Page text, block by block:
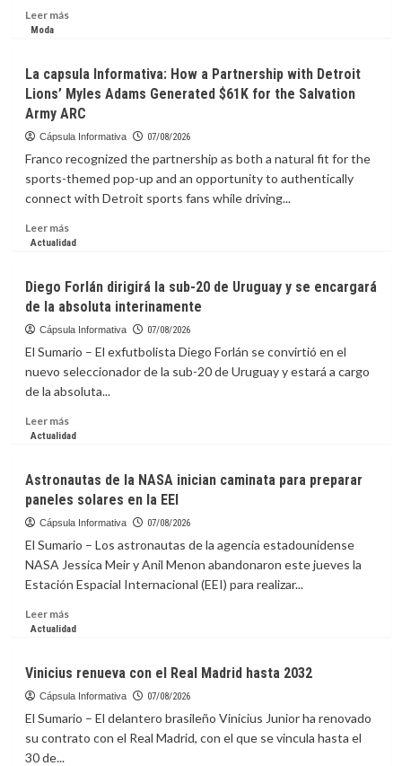
Leer másLeer
Capsula
Informativa:
Aumenta
un
%
comisión
anual
las
AFP
manejar
recursos
los
afiliados;
ingresos
alcanzan
millones
a
Moda
La capsula Informativa: How a Partnership with Detroit
Lions’ Myles Adams Generated $61K for the Salvation
Army ARC
Cápsula Informativa 07/08/2026
Franco recognized the partnership as both a natural fit for the
sports-themed pop-up and an opportunity to authentically
connect with Detroit sports fans while driving...
Leer másLeer
más
capsula
Informativa:
How
Partnership
with
Detroit
Myles
$61K
for
Army
ARC
Actualidad
Diego Forlán dirigirá la sub-20 de Uruguay y se encargará
de la absoluta interinamente
Cápsula Informativa 07/08/2026
El Sumario – El exfutbolista Diego Forlán se convirtió en el
nuevo seleccionador de la sub-20 de Uruguay y estará a cargo
de la absoluta...
Leer másLeer
más
Forlán
dirigirá
la
20
de
Uruguay
se
la
absoluta
Actualidad
Astronautas de la NASA inician caminata para preparar
paneles solares en la EEI
Cápsula Informativa 07/08/2026
El Sumario – Los astronautas de la agencia estadounidense
NASA Jessica Meir y Anil Menon abandonaron este jueves la
Estación Espacial Internacional (EEI) para realizar...
Leer másLeer
más
de
la
NASA
caminata
Actualidad
Vinicius renueva con el Real Madrid hasta 2032
Cápsula Informativa 07/08/2026
El Sumario – El delantero brasileño Vinicius Junior ha renovado
su contrato con el Real Madrid, con el que se vincula hasta el
30 de...